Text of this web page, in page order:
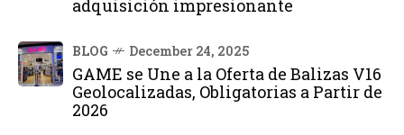
adquisición impresionante
BLOG December 24, 2025
GAME se Une a la Oferta de Balizas V16
Geolocalizadas, Obligatorias a Partir de
2026